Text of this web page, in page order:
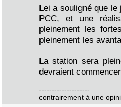
Lei a souligné que
PCC, et une
pleinement les
pleinement les
La station sera
devraient
--------------------
contrairement à une